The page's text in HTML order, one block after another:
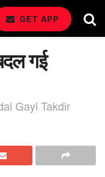
GET APP
गई
Gayi Takdir